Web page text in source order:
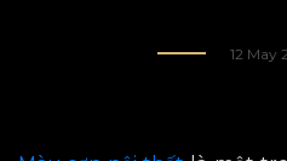
12 May